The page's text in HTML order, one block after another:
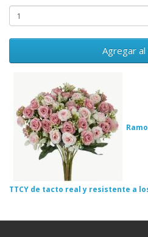
Agregar al
TTCY de tacto real y resistente a